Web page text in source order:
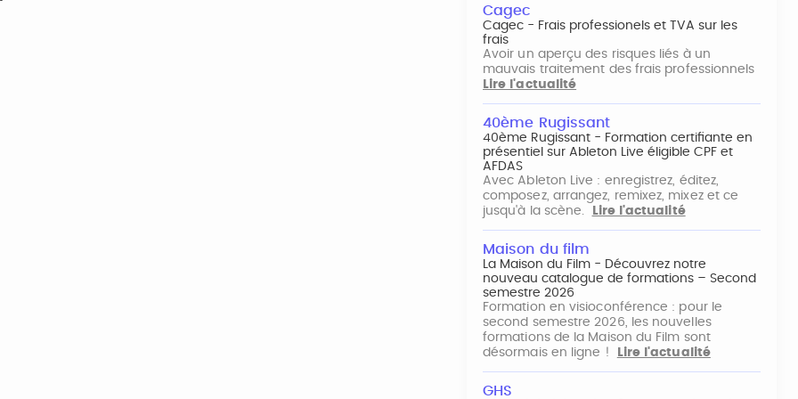
Cagec
Cagec - Frais professionels et TVA sur les
frais
Avoir un aperçu des risques liés à un
mauvais traitement des frais professionnels
Lire l'actualité
40ème Rugissant
40ème Rugissant - Formation certifiante en
présentiel sur Ableton Live éligible CPF et
AFDAS
Avec Ableton Live : enregistrez, éditez,
composez, arrangez, remixez, mixez et ce
jusqu'à la scène.
Lire l'actualité
Maison du film
La Maison du Film - Découvrez notre
nouveau catalogue de formations – Second
semestre 2026
Formation en visioconférence : pour le
second semestre 2026, les nouvelles
formations de la Maison du Film sont
désormais en ligne !
Lire l'actualité
GHS